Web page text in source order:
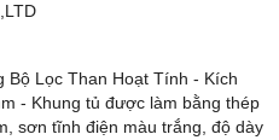
Lọc Than Hoạt Tính - Kích
- Khung tủ được làm bằng thép
sơn tĩnh điện màu trắng, độ dày